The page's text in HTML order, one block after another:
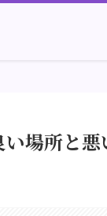
場所と